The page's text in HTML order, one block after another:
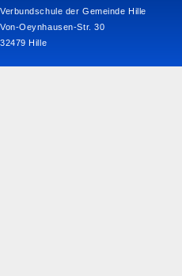
Verbundschule der Gemeinde Hille
Von-Oeynhausen-Str. 30
32479 Hille